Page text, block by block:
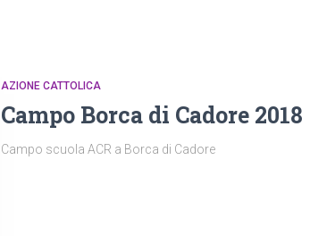
AZIONE CATTOLICA
Campo Borca di Cadore 2018
Campo scuola ACR a Borca di Cadore